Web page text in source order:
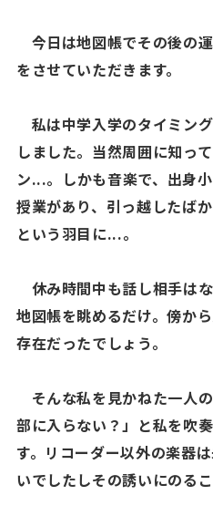
今日は地図帳でその後の
をさせていただきます。
私は中学入学のタイミン
しました。当然周囲に知っ
ン...。しかも音楽で、出身
授業があり、引っ越したば
という羽目に...。
休み時間中も話し相手は
地図帳を眺めるだけ。傍か
存在だったでしょう。
そんな私を見かねた一人
部に入らない？」と私を吹
す。リコーダー以外の楽器
いでしたしその誘いにのる